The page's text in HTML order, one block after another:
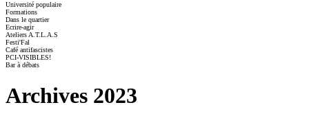
Université populaire
Formations
Dans le quartier
Ecrire-agir
Ateliers A.T.L.A.S
Festi'Fal
Café antifascistes
PCI-VISIBLES!
Bar à débats
Archives 2023